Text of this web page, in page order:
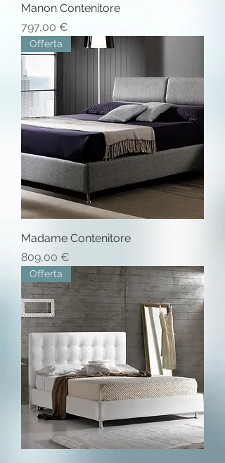
Manon Contenitore
Prezzo
797,00 €
Offerta
Madame Contenitore
Prezzo
809,00 €
Offerta